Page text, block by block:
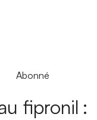
Abonné
fipronil :